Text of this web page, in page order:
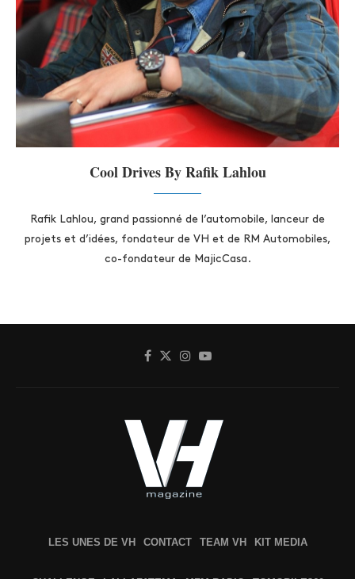
Cool Drives By Rafik Lahlou
Rafik Lahlou, grand passionné de l’automobile, lanceur de
projets et d’idées, fondateur de VH et de RM Automobiles,
co-fondateur de MajicCasa.
LES UNES DE VH CONTACT TEAM VH KIT MEDIA